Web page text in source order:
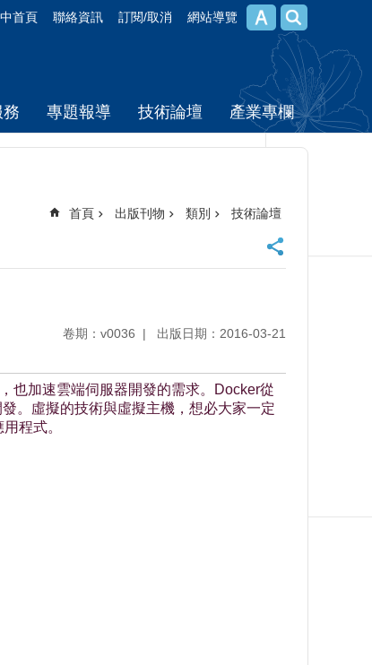
首頁 聯絡資訊 訂閱/取消 網站導覽
專題報導 技術論壇 產業專欄
首頁 出版刊物 類別 技術論壇
卷期：v0036 出版日期：2016-03-21
也加速雲端伺服器開發的需求。Docker從
。虛擬的技術與虛擬主機，想必大家一定
程式。